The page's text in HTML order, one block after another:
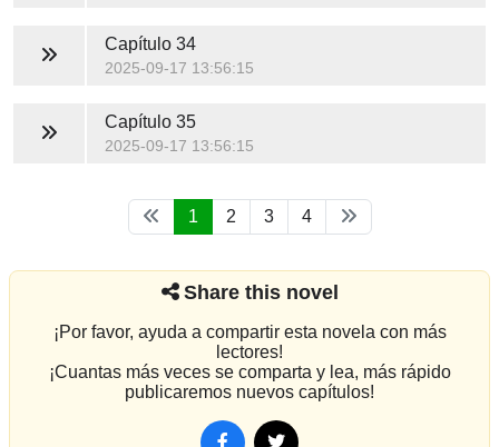
Capítulo 34
2025-09-17 13:56:15
Capítulo 35
2025-09-17 13:56:15
1 2 3 4
Share this novel
¡Por favor, ayuda a compartir esta novela con más
lectores!
¡Cuantas más veces se comparta y lea, más rápido
publicaremos nuevos capítulos!